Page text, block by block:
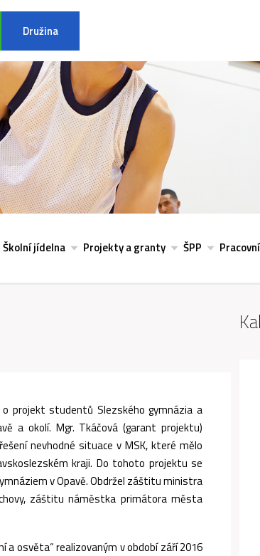
Družina
Školní jídelna Projekty a granty ŠPP
projekt studentů Slezského gymnázia a
a okolí. Mgr. Tkáčová (garant projektu)
nevhodné situace v MSK, které mělo
kraji. Do tohoto projektu se
v Opavě. Obdržel záštitu ministra
záštitu náměstka primátora města
a osvěta“ realizovaným v období září 2016